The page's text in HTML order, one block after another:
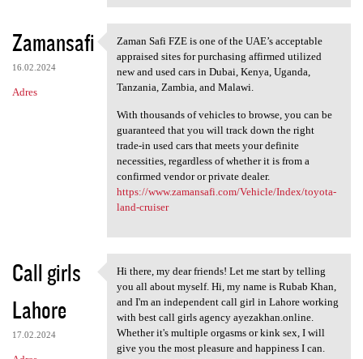
Zamansafi
16.02.2024
Adres
Zaman Safi FZE is one of the
Zaman Safi FZE is one of the UAE’s acceptable
appraised sites for purchasing affirmed utilized
new and used cars in Dubai, Kenya, Uganda,
Tanzania, Zambia, and Malawi.
With thousands of vehicles to browse, you can be
guaranteed that you will track down the right
trade-in used cars that meets your definite
necessities, regardless of whether it is from a
confirmed vendor or private dealer.
https://www.zamansafi.com/Vehicle/Index/toyota-
land-cruiser
Call girls
Lahore
17.02.2024
Hi there, my dear friends!
Hi there, my dear friends! Let me start by telling
you all about myself. Hi, my name is Rubab Khan,
and I'm an independent call girl in Lahore working
with best call girls agency ayezakhan.online.
Whether it's multiple orgasms or kink sex, I will
give you the most pleasure and happiness I can.